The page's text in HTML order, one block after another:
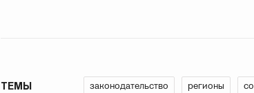
ТЕМЫ законодательство регионы